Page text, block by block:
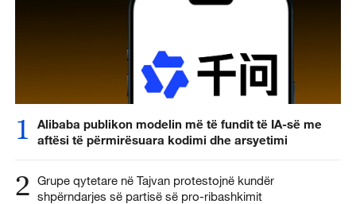
1
Alibaba publikon modelin më të fundit të IA-së me
aftësi të përmirësuara kodimi dhe arsyetimi
2 Grupe qytetare në Tajvan protestojnë kundër
shpërndarjes së partisë së pro-ribashkimit